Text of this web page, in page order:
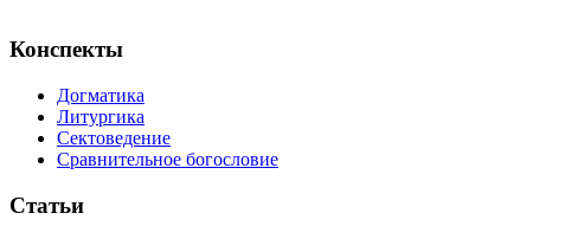
Конспекты
Догматика
Литургика
Сектоведение
Сравнительное богословие
Статьи